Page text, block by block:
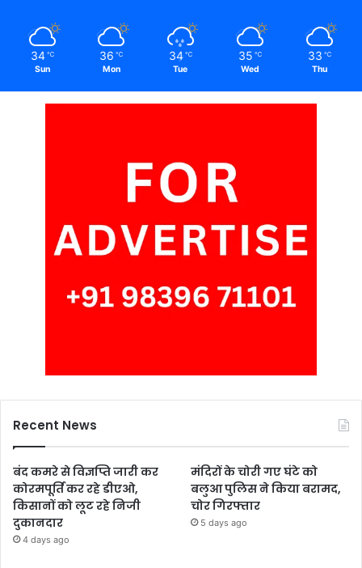
34 ℃
Sun
36 ℃
Mon
34 ℃
Tue
35 ℃
Wed
33 ℃
Thu
Recent News
बंद कमरे से विज्ञप्ति जारी कर
कोरमपूर्ति कर रहे डीएओ,
किसानों को लूट रहे निजी
दुकानदार
4 days ago
मंदिरों के चोरी गए घंटे को
बलुआ पुलिस ने किया बरामद,
चोर गिरफ्तार
5 days ago